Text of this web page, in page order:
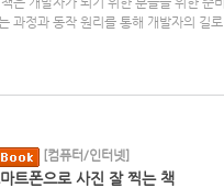
과정과 동작 원리를 통해 개발자의 길
[컴퓨터/인터넷]
트폰으로 사진 잘 찍는 책